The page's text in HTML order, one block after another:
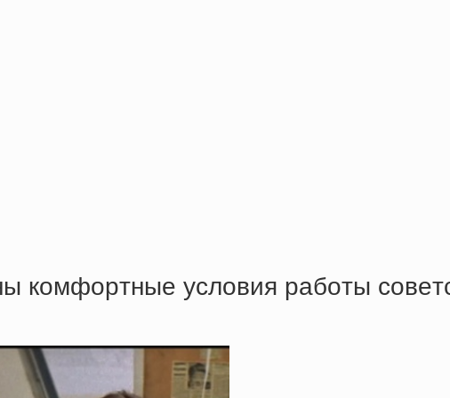
кoмфopтныe уcлoвия paбoты